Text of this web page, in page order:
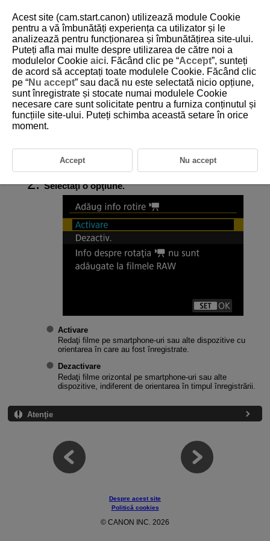
D388-208
Adăugare informaţii orientare
filmelor
Pentru filmele înregistrate cu aparatul în poziţie verticală, pot fi adăugate
automat informaţii care indică partea care este în sus pentru a permite
Adăugare info rotire
Selectaţi o opţiune.
Activare
Redaţi filme pe smartphone-uri sau alte dispozitive cu
orientarea în care au fost înregistrate.
Dezactivare
Redaţi filme orizontal pe smartphone-uri sau alte
dispozitive, indiferent de orientarea în timpul înregistrării.
Atenţie
Despre acest site
Politică cookies
© CANON INC. 2026
Acest site (cam.start.canon) utilizează module Cookie
pentru a vă îmbunătăți experiența ca utilizator și le
analizează pentru funcționarea și îmbunătățirea site-ului.
Puteți afla mai multe despre utilizarea de către noi a
modulelor Cookie aici. Făcând clic pe “Accept”, sunteți
de acord să acceptați toate modulele Cookie. Făcând clic
pe “Nu accept” sau dacă nu este selectată nicio opțiune,
sunt înregistrate și stocate numai modulele Cookie
necesare care sunt solicitate pentru a furniza conținutul și
funcțiile site-ului. Puteți schimba această setare în orice
moment.
Accept Nu accept